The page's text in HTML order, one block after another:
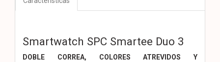
Smartwatch SPC Smartee Duo 3
DOBLE CORREA, COLORESATREVIDOS Y